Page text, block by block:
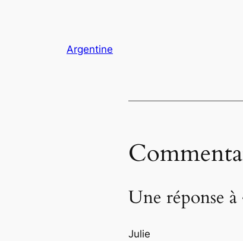
Argentine
Une réponse
Julie